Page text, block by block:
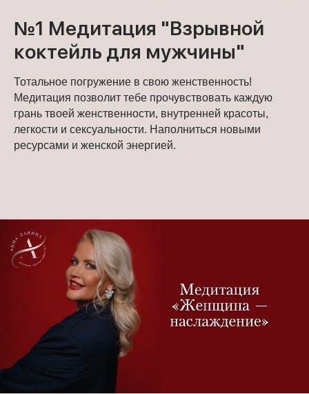
№1 Медитация "Взрывной
коктейль для мужчины"
Тотальное погружение в свою женственность!
Медитация позволит тебе прочувствовать каждую
грань твоей женственности, внутренней красоты,
легкости и сексуальности. Наполниться новыми
ресурсами и женской энергией.